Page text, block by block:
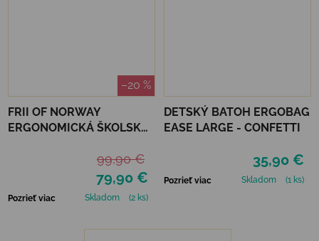
–20 %
FRII OF NORWAY
ERGONOMICKÁ ŠKOLSKÁ
79,90 €
99,90 €
Pozrieť viac Skladom (2 ks)
DETSKÝ BATOH ERGOBAG
EASE LARGE - CONFETTI
35,90 €
Pozrieť viac Skladom (1 ks)